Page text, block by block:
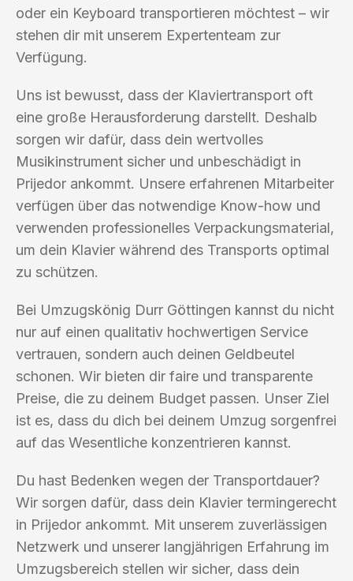
oder ein Keyboard transportieren möchtest – wir
stehen dir mit unserem Expertenteam zur
Verfügung.
Uns ist bewusst, dass der Klaviertransport oft
eine große Herausforderung darstellt. Deshalb
sorgen wir dafür, dass dein wertvolles
Musikinstrument sicher und unbeschädigt in
Prijedor ankommt. Unsere erfahrenen Mitarbeiter
verfügen über das notwendige Know-how und
verwenden professionelles Verpackungsmaterial,
um dein Klavier während des Transports optimal
zu schützen.
Bei Umzugskönig Durr Göttingen kannst du nicht
nur auf einen qualitativ hochwertigen Service
vertrauen, sondern auch deinen Geldbeutel
schonen. Wir bieten dir faire und transparente
Preise, die zu deinem Budget passen. Unser Ziel
ist es, dass du dich bei deinem Umzug sorgenfrei
auf das Wesentliche konzentrieren kannst.
Du hast Bedenken wegen der Transportdauer?
Wir sorgen dafür, dass dein Klavier termingerecht
in Prijedor ankommt. Mit unserem zuverlässigen
Netzwerk und unserer langjährigen Erfahrung im
Umzugsbereich stellen wir sicher, dass dein